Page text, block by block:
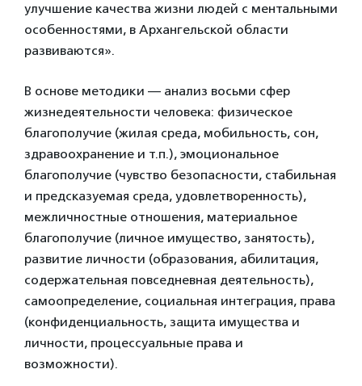
улучшение качества жизни людей с ментальными
особенностями, в Архангельской области
развиваются».
В основе методики — анализ восьми сфер
жизнедеятельности человека: физическое
благополучие (жилая среда, мобильность, сон,
здравоохранение и т.п.), эмоциональное
благополучие (чувство безопасности, стабильная
и предсказуемая среда, удовлетворенность),
межличностные отношения, материальное
благополучие (личное имущество, занятость),
развитие личности (образования, абилитация,
содержательная повседневная деятельность),
самоопределение, социальная интеграция, права
(конфиденциальность, защита имущества и
личности, процессуальные права и
возможности).